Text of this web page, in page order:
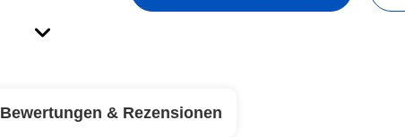
Bewertungen & Rezensionen